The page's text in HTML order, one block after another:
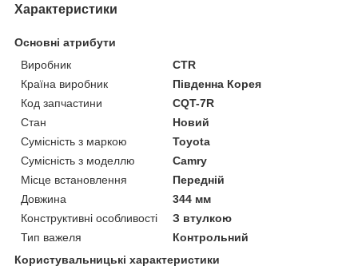
Характеристики
Основні атрибути
Виробник
CTR
Країна виробник
Південна Корея
Код запчастини
CQT-7R
Стан
Новий
Сумісність з маркою
Toyota
Сумісність з моделлю
Camry
Місце встановлення
Передній
Довжина
344 мм
Конструктивні особливості
З втулкою
Тип важеля
Контрольний
Користувальницькі характеристики